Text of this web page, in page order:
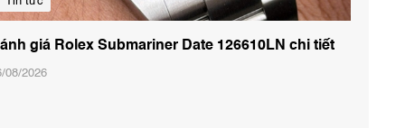
giá Rolex Submariner Date 126610LN chi tiết
08/2026